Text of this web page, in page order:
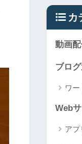
カ
動画
ブロ
ワー
Web
アプ